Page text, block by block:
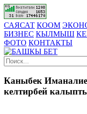
САЯСАТ КООМ
БИЗНЕС КЫЛМЫШ
ФОТО КОНТАКТЫ
Каныбек
келтирбей